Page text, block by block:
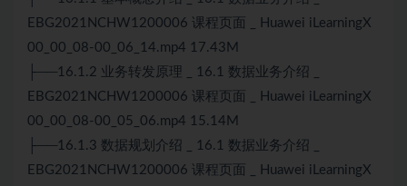
EBG2021NCHW1200006 课程页面 _ Huawei iLearningX
00_00_08-00_06_14.mp4 17.43M
├──16.1.2 业务转发原理 _ 16.1 数据业务介绍 _
EBG2021NCHW1200006 课程页面 _ Huawei iLearningX
00_00_08-00_05_06.mp4 15.14M
├──16.1.3 数据规划介绍 _ 16.1 数据业务介绍 _
EBG2021NCHW1200006 课程页面 _ Huawei iLearningX